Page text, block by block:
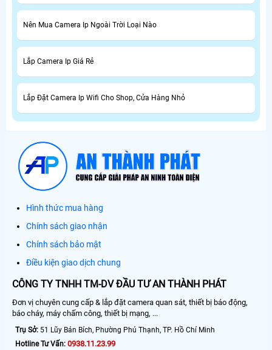
Nên Mua Camera Ip Ngoài Trời Loại Nào
Lắp Camera Ip Giá Rẻ
Lắp Đặt Camera Ip Wifi Cho Shop, Cửa Hàng Nhỏ
Hình thức mua hàng
Chính sách giao nhận
Chính sách bảo mật
Điều kiện giao dịch chung
CÔNG TY TNHH TM-DV ĐẦU TƯ AN THÀNH PHÁT
Đơn vị chuyên cung cấp & lắp đặt camera quan sát, thiết bị báo động,
báo cháy, máy chấm công, thiết bị mạng, ...
Trụ Sở: 51 Lũy Bán Bích, Phường Phú Thạnh, TP. Hồ Chí Minh
Hotline Tư Vấn: 0938.11.23.99